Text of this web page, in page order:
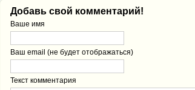
Добавь свой комментарий!
Ваше имя
Ваш email (не будет отображаться)
Текст комментария